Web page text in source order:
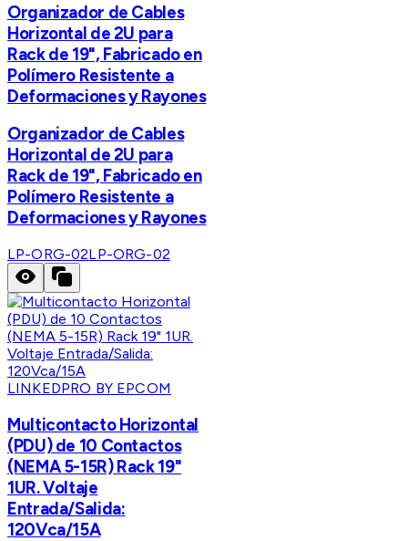
Organizador de Cables
Horizontal de 2U para
Rack de 19", Fabricado en
Polímero Resistente a
Deformaciones y Rayones
Organizador de Cables
Horizontal de 2U para
Rack de 19", Fabricado en
Polímero Resistente a
Deformaciones y Rayones
LP-ORG-02LP-ORG-02
LINKEDPRO BY EPCOM
Multicontacto Horizontal
(PDU) de 10 Contactos
(NEMA 5-15R) Rack 19"
1UR. Voltaje
Entrada/Salida:
120Vca/15A